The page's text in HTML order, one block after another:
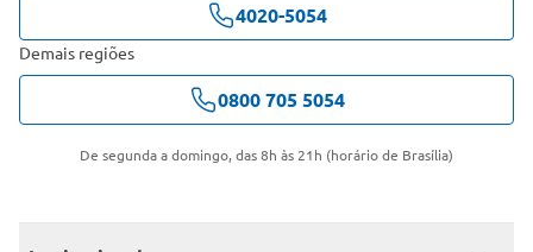
4020-5054
Demais regiões
0800 705 5054
De segunda a domingo, das 8h às 21h (horário de Brasília)